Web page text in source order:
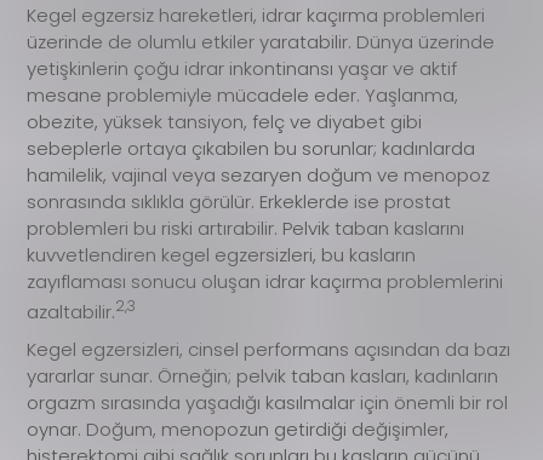
Kegel egzersiz hareketleri, idrar kaçırma problemleri
üzerinde de olumlu etkiler yaratabilir. Dünya üzerinde
yetişkinlerin çoğu idrar inkontinansı yaşar ve aktif
mesane problemiyle mücadele eder. Yaşlanma,
obezite, yüksek tansiyon, felç ve diyabet gibi
sebeplerle ortaya çıkabilen bu sorunlar; kadınlarda
hamilelik, vajinal veya sezaryen doğum ve menopoz
sonrasında sıklıkla görülür. Erkeklerde ise prostat
problemleri bu riski artırabilir. Pelvik taban kaslarını
kuvvetlendiren kegel egzersizleri, bu kasların
zayıflaması sonucu oluşan idrar kaçırma problemlerini
azaltabilir.2,3
Kegel egzersizleri, cinsel performans açısından da bazı
yararlar sunar. Örneğin; pelvik taban kasları, kadınların
orgazm sırasında yaşadığı kasılmalar için önemli bir rol
oynar. Doğum, menopozun getirdiği değişimler,